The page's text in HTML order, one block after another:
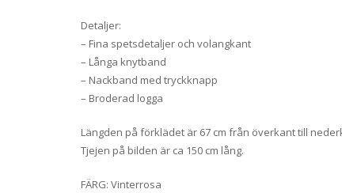
Detaljer:
– Fina spetsdetaljer och volangkant
– Långa knytband
– Nackband med tryckknapp
– Broderad logga
Längden på förklädet är 67 cm från överkant till
Tjejen på bilden är ca 150 cm lång.
FÄRG: Vinterrosa